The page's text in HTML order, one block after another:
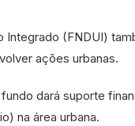
Integrado (FNDUI)
ações urbanas.
dará suporte
na área urbana.